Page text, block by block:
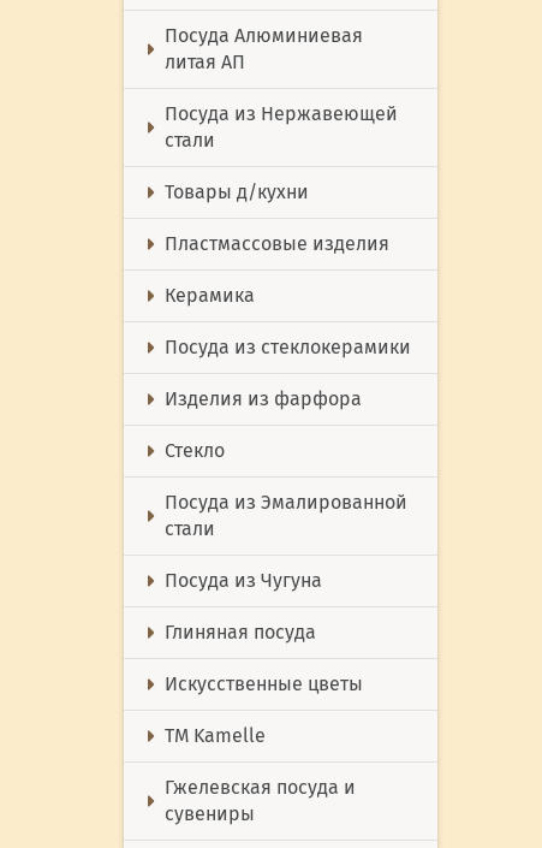
Посуда Алюминиевая
литая АП
Посуда из Нержавеющей
стали
Товары д/кухни
Пластмассовые изделия
Керамика
Посуда из стеклокерамики
Изделия из фарфора
Стекло
Посуда из Эмалированной
стали
Посуда из Чугуна
Глиняная посуда
Искусственные цветы
ТМ Kamelle
Гжелевская посуда и
сувениры